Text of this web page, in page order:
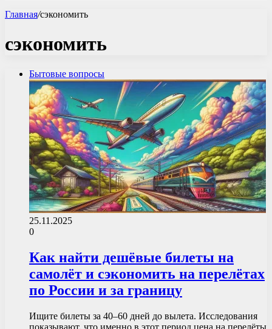
Главная/сэкономить
сэкономить
Бытовые вопросы
25.11.2025
0
Как найти дешёвые билеты на
самолёт и сэкономить на перелётах
по России и за границу
Ищите билеты за 40–60 дней до вылета. Исследования
показывают, что именно в этот период цена на перелёты